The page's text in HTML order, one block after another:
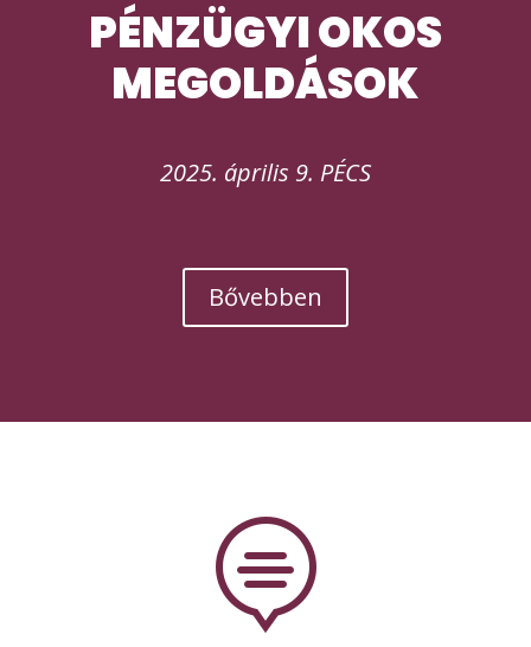
PÉNZÜGYI OKOS
MEGOLDÁSOK
2025. április 9. PÉCS
Bővebben
